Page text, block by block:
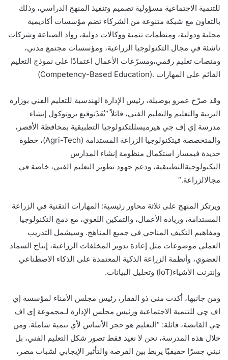
للتنمية الاجتماعية مسؤولية تصميم وتنفيذ المنهج الدراسي، وذلك
بالتعاون مع شبكة متنوعة من الشركاء تضم مؤسسات أكاديمية
محلية ودولية، ومنظمات تنمية ووكالات دولية، رواد الصناعة وشركات
ناشئة في مجال التكنولوجيا الزراعية، ومؤسسات مجتمع مدني،
ومنصات تعليم رقمي،ومسرّعات الأعمال اعتمادًا على نموذج التعليم
القائم على المهارات .
(
Competency-Based Education)
وقد صرّح عمرو بوصيلة، رئيس الإدارة الهندسية للتعليم الفني بوزارة
التربية والتعليم والتعليم الفني، قائلاً “يُعَدّتوقيع بروتوكول إنشاء
مدرسة إي إف جي هيرميسللتكنولوجيا التطبيقية بمحافظة الأقصر،
والمتخصصة فيتكنولوجيا الزراعة المستدامة (Agri-Tech) ، خطوة
جديدة فيمسار استكمال منظومة إنشاء المدارس
التكنولوجيةالتطبيقية، ودعم جهود تطوير التعليم الفني، خاصة في
مجالالزراعة.
“
ويرتكز المنهج على ثلاثة محاور رئيسية: المهارات التقنية في الزراعة
المستدامة، وريادة الأعمال، والتمكين اللغوي، مع دمج التكنولوجيا
ومفاهيم التكيف المناخي في جميع المناهج. وسيشمل التدريب
العملي موضوعات مثل إعادة تدوير المخلفات الزراعية، إنتاج السماد
العضوي، وأنظمة الزراعة الذكية المعتمدة على الذكاء الاصطناعي
وإنترنت الأشياء(
IoT
) وتحليل البيانات.
ومن جانبها، أكدت منى ذو الفقار، رئيس مجلس الأمناء لمؤسسة إي
اف چي للتنمية الاجتماعية ورئيس مجلس الإدارة لـمجموعة إي اف
چي القابضة، قائلة:
“التعليم هو حجر الأساس لأي تنمية شاملة. ومن
خلال هذه المدرسة، نحن لا نعيد فقط تصور شكل التعليم الفني، بل
نبني جسرًا حقيقيًا يربط بين الفرصة والتأثير الإيجابي لشباب مصر،